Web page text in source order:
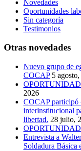
Novedades
Oportunidades
Sin categoría
Testimonios
Otras novedades
Nuevo grupo de
COCAP 5
2026
COCAP participó
interinstitucional
libertad. 28 julio,
Entrevista a
Soldadura Básica